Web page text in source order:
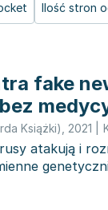
Ilość stron
fake
Książki) 2021
atakują i